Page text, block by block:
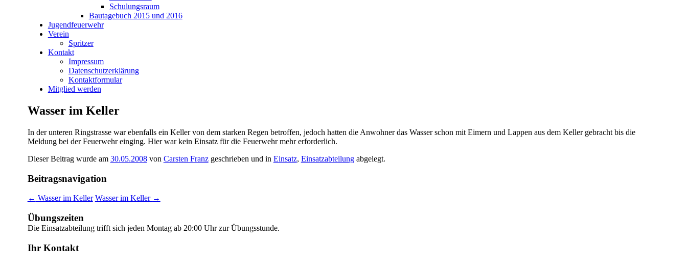
Schulungsraum
Bautagebuch 2015 und 2016
Jugendfeuerwehr
Verein
Spritzer
Kontakt
Impressum
Datenschutzerklärung
Kontaktformular
Mitglied werden
Wasser im Keller
In der unteren Ringstrasse war ebenfalls ein Keller von dem starken Regen betroffen, jedoch hatten die Anwohner das Wasser schon mit Eimern und Lappen aus dem Keller gebracht bis die
Meldung bei der Feuerwehr einging. Hier war kein Einsatz für die Feuerwehr mehr erforderlich.
Dieser Beitrag wurde am 30.05.2008von Carsten Franzgeschrieben und in Einsatz, Einsatzabteilungabgelegt.
Beitragsnavigation
← Wasser im Keller Wasser im Keller →
Übungszeiten
Die Einsatzabteilung trifft sich jeden Montag ab 20:00 Uhr zur Übungsstunde.
Ihr Kontakt